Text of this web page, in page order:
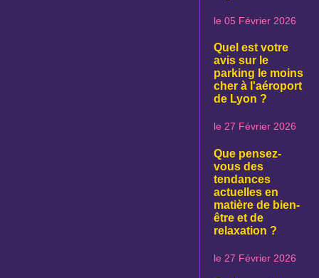
le 05 Février 2026
Quel est votre
avis sur le
parking le moins
cher à l'aéroport
de Lyon ?
le 27 Février 2026
Que pensez-
vous des
tendances
actuelles en
matière de bien-
être et de
relaxation ?
le 27 Février 2026